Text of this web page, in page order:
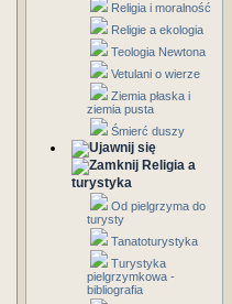
Religia i moralność
Religie a ekologia
Teologia Newtona
Vetulani o wierze
Ziemia płaska i
ziemia pusta
Śmierć duszy
Religia a
turystyka
Od pielgrzyma do
turysty
Tanatoturystyka
Turystyka
pielgrzymkowa -
bibliografia